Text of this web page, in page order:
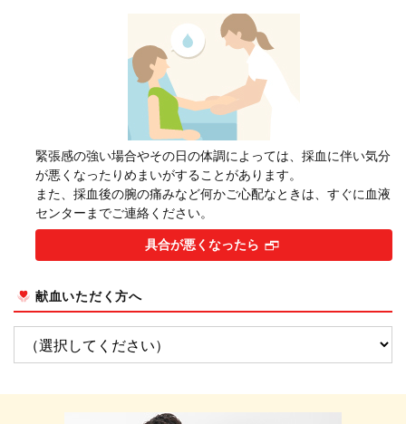
緊張感の強い場合やその日の体調によっては、採血に伴い気分
が悪くなったりめまいがすることがあります。
また、採血後の腕の痛みなど何かご心配なときは、すぐに血液
センターまでご連絡ください。
具合が悪くなったら
献血いただく方へ